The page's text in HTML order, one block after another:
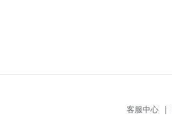
客服中心 |